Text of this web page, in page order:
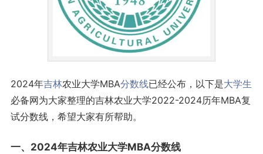
2024年吉林农业大学MBA分数线已经公布，以下是大学生
必备网为大家整理的吉林农业大学2022-2024历年MBA复
试分数线，希望大家有所帮助。
一、2024年吉林农业大学MBA分数线